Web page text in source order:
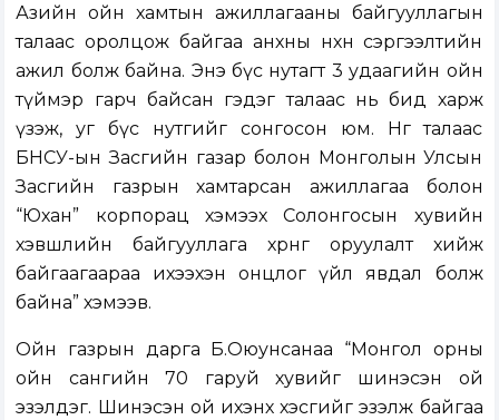
Азийн ойн хамтын ажиллагааны байгууллагын
талаас оролцож байгаа анхны нөхөн сэргээлтийн
ажил болж байна. Энэ бүс нутагт 3 удаагийн ойн
түймэр гарч байсан гэдэг талаас нь бид харж
үзэж, уг бүс нутгийг сонгосон юм. Нөгөө талаас
БНСУ-ын Засгийн газар болон Монголын Улсын
Засгийн газрын хамтарсан ажиллагаа болон
“Юхан” корпорац хэмээх Солонгосын хувийн
хэвшлийн байгууллага хөрөнгө оруулалт хийж
байгаагаараа ихээхэн онцлог үйл явдал болж
байна” хэмээв.
Ойн газрын дарга Б.Оюунсанаа “Монгол орны
ойн сангийн 70 гаруй хувийг шинэсэн ой
эзэлдэг. Шинэсэн ой ихэнх хэсгийг эзэлж байгаа